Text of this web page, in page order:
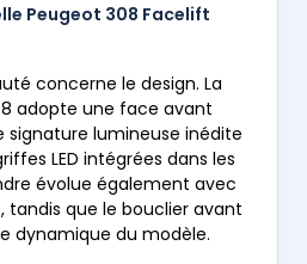
Peugeot 308 Facelift
concerne le design. La
adopte une face avant
signature lumineuse inédite
LED intégrées dans les
évolue également avec
tandis que le bouclier avant
dynamique du modèle.